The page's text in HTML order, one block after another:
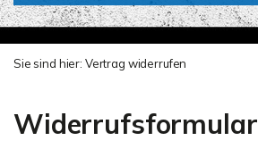
Sie sind hier: Vertrag widerrufen
Widerrufsformular